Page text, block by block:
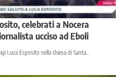
celebrati a Nocera
ucciso ad Eboli
Luca Esposito nella chiesa di Santa…